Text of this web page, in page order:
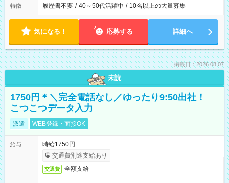
特徴 履歴書不要 / 40～50代活躍中 / 10名以上の大量募集
気になる！ 応募する 詳細へ
掲載日：2026.08.07
未読
1750円＊＼完全電話なし／ゆったり9:50出社！
こつこつデータ入力
派遣 WEB登録・面接OK
給与
時給1750円
交通費別途支給あり
交通費 全額支給